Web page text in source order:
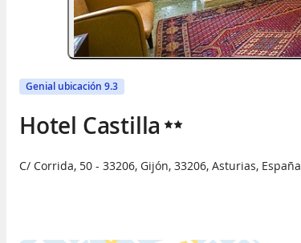
Genial ubicación 9.3
Hotel Castilla
C/ Corrida, 50 - 33206, Gijón, 33206, Asturias, España